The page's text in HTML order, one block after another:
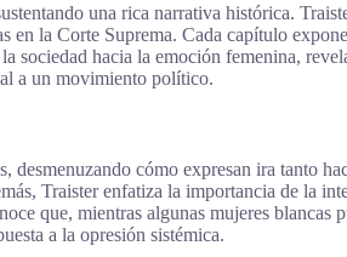
una rica narrativa histórica.
la Corte Suprema. Cada capítulo
sociedad hacia la emoción femenina,
a un movimiento político.
desmenuzando cómo expresan ira tanto
Traister enfatiza la importancia de la
que, mientras algunas mujeres
a la opresión sistémica.